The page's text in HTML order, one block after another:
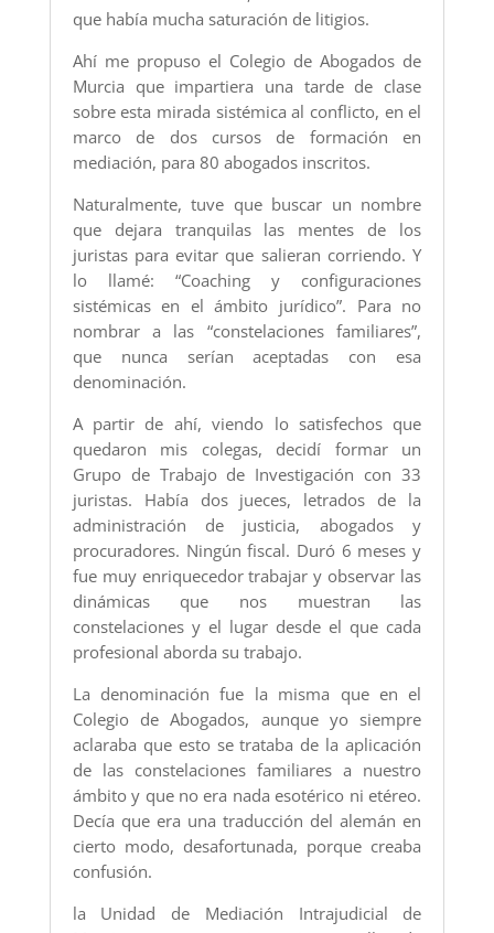
que había mucha saturación de litigios.
Ahí me propuso el Colegio de Abogados de
Murcia que impartiera una tarde de clase
sobre esta mirada sistémica al conflicto, en el
marco de dos cursos de formación en
mediación, para 80 abogados inscritos.
Naturalmente, tuve que buscar un nombre
que dejara tranquilas las mentes de los
juristas para evitar que salieran corriendo. Y
lo llamé: “Coaching y configuraciones
sistémicas en el ámbito jurídico”. Para no
nombrar a las “constelaciones familiares”,
que nunca serían aceptadas con esa
denominación.
A partir de ahí, viendo lo satisfechos que
quedaron mis colegas, decidí formar un
Grupo de Trabajo de Investigación con 33
juristas. Había dos jueces, letrados de la
administración de justicia, abogados y
procuradores. Ningún fiscal. Duró 6 meses y
fue muy enriquecedor trabajar y observar las
dinámicas que nos muestran las
constelaciones y el lugar desde el que cada
profesional aborda su trabajo.
La denominación fue la misma que en el
Colegio de Abogados, aunque yo siempre
aclaraba que esto se trataba de la aplicación
de las constelaciones familiares a nuestro
ámbito y que no era nada esotérico ni etéreo.
Decía que era una traducción del alemán en
cierto modo, desafortunada, porque creaba
confusión.
la Unidad de Mediación Intrajudicial de